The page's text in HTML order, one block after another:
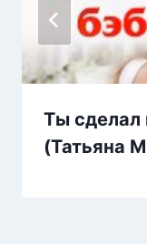
Ты сделал
(Татьяна